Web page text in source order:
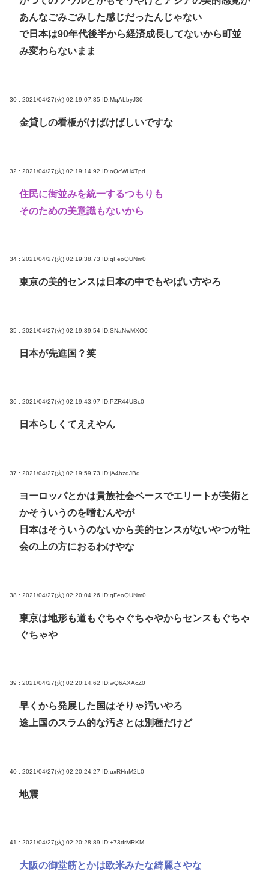
あんなごみごみした感じだったんじゃない
で日本は90年代後半から経済成長してないから町並
み変わらないまま
30 : 2021/04/27(火) 02:19:07.85 ID:MqALbyJ30
金貸しの看板がけばけばしいですな
32 : 2021/04/27(火) 02:19:14.92 ID:oQcWH4Tpd
住民に街並みを統一するつもりも
そのための美意識もないから
34 : 2021/04/27(火) 02:19:38.73 ID:qFeoQUNm0
東京の美的センスは日本の中でもやばい方やろ
35 : 2021/04/27(火) 02:19:39.54 ID:SNaNwMXO0
日本が先進国？笑
36 : 2021/04/27(火) 02:19:43.97 ID:PZR44UBc0
日本らしくてええやん
37 : 2021/04/27(火) 02:19:59.73 ID:jA4hzdJBd
ヨーロッパとかは貴族社会ベースでエリートが美術と
かそういうのを嗜むんやが
日本はそういうのないから美的センスがないやつが社
会の上の方におるわけやな
38 : 2021/04/27(火) 02:20:04.26 ID:qFeoQUNm0
東京は地形も道もぐちゃぐちゃやからセンスもぐちゃ
ぐちゃや
39 : 2021/04/27(火) 02:20:14.62 ID:wQ6AXAcZ0
早くから発展した国はそりゃ汚いやろ
途上国のスラム的な汚さとは別種だけど
40 : 2021/04/27(火) 02:20:24.27 ID:uxRHnM2L0
地震
41 : 2021/04/27(火) 02:20:28.89 ID:+73drMRKM
大阪の御堂筋とかは欧米みたな綺麗さやな